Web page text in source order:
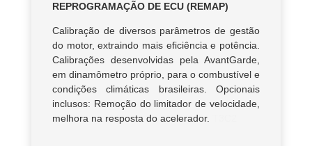
REPROGRAMAÇÃO DE ECU (REMAP)
Calibração de diversos parâmetros de gestão
do motor, extraindo mais eficiência e potência.
Calibrações desenvolvidas pela AvantGarde,
em dinamômetro próprio, para o combustível e
condições climáticas brasileiras. Opcionais
inclusos: Remoção do limitador de velocidade,
melhora na resposta do acelerador.